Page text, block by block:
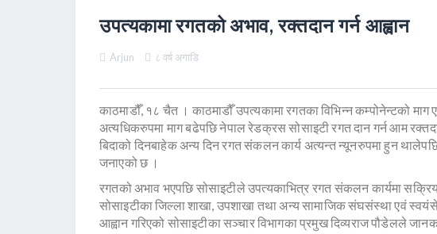
उपत्यकामा रगतको अभाव, रक्तदान गर्न आह्वान
Arjun ८ वर्ष अगाडि
काठमाडौँ, १८ चैत । काठमाडौँ उपत्यकामा रगतका विभिन्न कम्पोनेन्टको
अत्यधिकरुपमा माग बढेपछि नेपाल रेडक्रस सोसाइटी रगत दान गर्न आम
बिदाको दिनबाहेक अन्य दिन रगत संकलन कार्य अत्यन्त न्यूनरुपमा हुन
जनाएको छ ।
रगतको अभाव भएपछि सोसाइटीले उपत्यकाभित्र रगत संकलन कार्यमा
सोसाइटीका जिल्ला शाखा, उपशाखा तथा अन्य सामाजिक संघसंस्था एवं
आह्वान गरिएको सोसाइटीका सञ्चार विभागका प्रमुख दिव्यराज पौडेलले